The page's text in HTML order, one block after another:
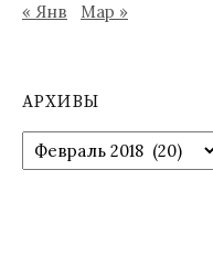
« Янв Мар »
АРХИВЫ
Архивы